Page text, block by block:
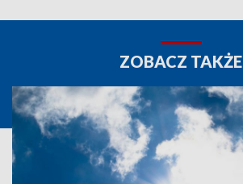
ZOBACZ TAKŻE